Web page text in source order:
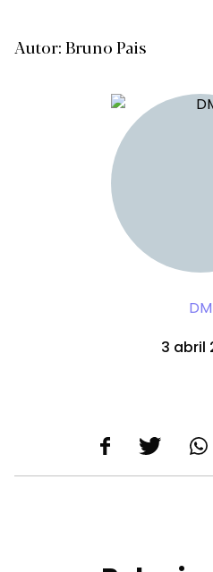
Autor: Bruno Pais
DM
3 abril